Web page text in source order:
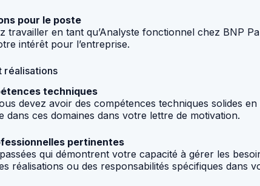
pour le poste
travailler en tant qu’Analyste fonctionnel chez BNP
intérêt pour l’entreprise.
réalisations
techniques
devez avoir des compétences techniques solides
ces domaines dans votre lettre de motivation.
pertinentes
qui démontrent votre capacité à gérer les
réalisations ou des responsabilités spécifiques dans